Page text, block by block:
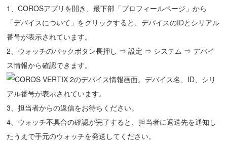
1、COROSアプリを開き、最下部「プロフィールページ」から
「デバイスについて」をクリックすると、デバイスのIDとシリアル
番号が表示されています。
2、ウォッチのバックボタン長押し ⇒ 設定 ⇒ システム ⇒ デバイ
ス情報から確認できます。
3、担当者からの返信をお待ちください。
4、ウォッチ不具合の確認が完了すると、担当者に返送先を通知し
たうえで手元のウォッチを発送してください。